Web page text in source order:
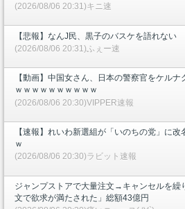
(2026/08/06 20:31)キニ速
【悲報】なんJ民、黒子のバスケを語れない
(2026/08/06 20:31)ふぇー速
【動画】中国女さん、日本の警察官をケル
ｗｗｗｗｗｗｗｗｗｗ
(2026/08/06 20:30)VIPPER速報
【速報】れいわ新選組が「いのちの党」に
ｗ
(2026/08/06 20:30)ラビット速報
ジャンプストアで大量注文→キャンセルを
文で欲求が満たされた」総額43億円